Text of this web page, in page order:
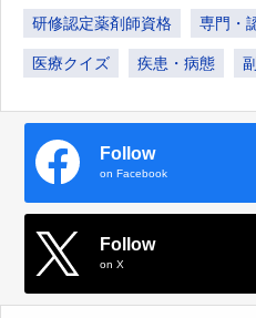
研修認定薬剤師資格 専門・
医療クイズ 疾患・病態
Follow
on Facebook
Follow
on X